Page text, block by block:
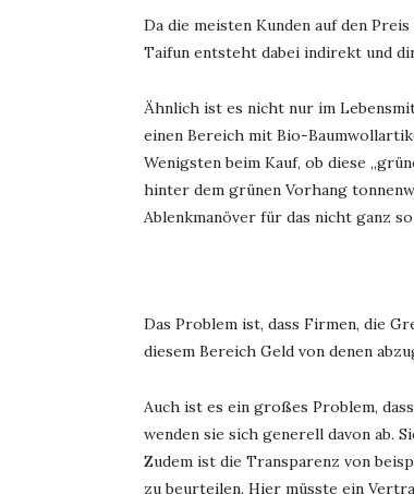
Da die meisten Kunden auf den
Taifun entsteht dabei indirekt und
Ähnlich ist es nicht nur im
einen Bereich mit Bio-
Wenigsten beim Kauf, ob diese
hinter dem grünen Vorhang
Ablenkmanöver für das nicht ganz
Das Problem ist, dass Firmen, die
diesem Bereich Geld von denen
Auch ist es ein großes Problem,
wenden sie sich generell davon ab.
Zudem ist die Transparenz von
zu beurteilen. Hier müsste ein